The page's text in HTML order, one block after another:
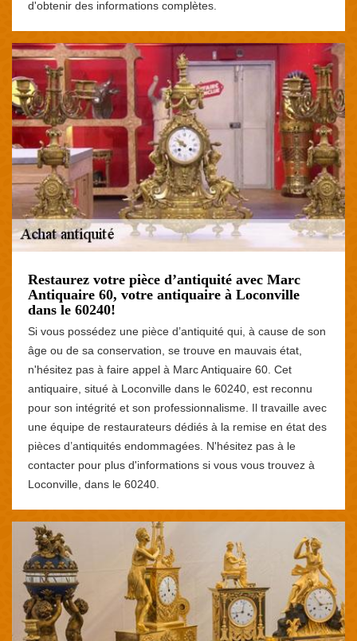
d'obtenir des informations complètes.
Restaurez votre pièce d’antiquité avec Marc
Antiquaire 60, votre antiquaire à Loconville
dans le 60240!
Si vous possédez une pièce d’antiquité qui, à cause de son
âge ou de sa conservation, se trouve en mauvais état,
n'hésitez pas à faire appel à Marc Antiquaire 60. Cet
antiquaire, situé à Loconville dans le 60240, est reconnu
pour son intégrité et son professionnalisme. Il travaille avec
une équipe de restaurateurs dédiés à la remise en état des
pièces d’antiquités endommagées. N'hésitez pas à le
contacter pour plus d'informations si vous vous trouvez à
Loconville, dans le 60240.